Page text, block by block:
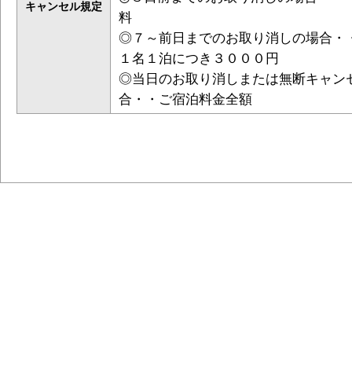
キャンセル規定
料
◎７～前日までのお取り消しの場合・
１名１泊につき３０００円
◎当日のお取り消しまたは無断キャン
合・・ご宿泊料金全額